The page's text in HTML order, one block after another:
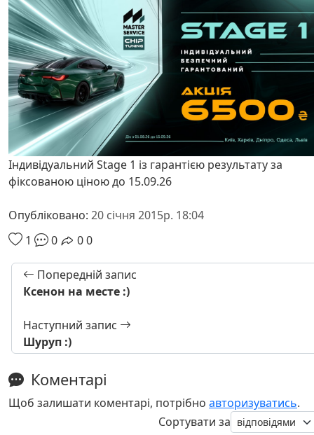
Індивідуальний Stage 1 із гарантією результату за
фіксованою ціною до 15.09.26
Опубліковано: 20 січня 2015р. 18:04
1
0 00
Попередній запис
Ксенон на месте :)
Наступний запис
Шуруп :)
Коментарі
Щоб залишати коментарі, потрібно авторизуватись.
Сортувати за